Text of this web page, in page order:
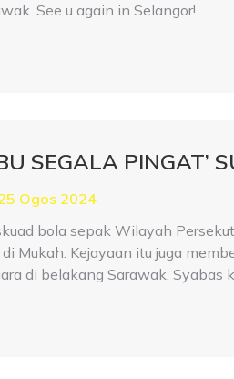
See u again in Selangor!
SEGALA PINGAT’
Ogos 2024
bola sepak Wilayah
Mukah. Kejayaan itu juga
di belakang Sarawak. Syabas